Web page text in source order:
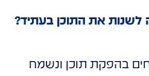
לשנות את התוכן בעתיד?
בהפקת תוכן ונשמח